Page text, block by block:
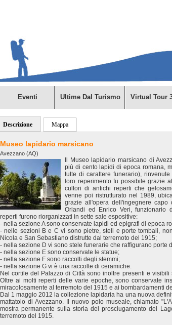
Eventi Ultime Dal Turismo Virtual Tour
Descrizione Mappa
Museo lapidario marsicano
Avezzano (AQ)
Il Museo lapidario marsicano di
più di cento lapidi di epoca romana,
tutte di carattere funerario),
loro reperimento fu possibile grazie
cultori di antichi reperti che
venne poi ristrutturato nel 1989,
grazie all'opera dell'ingegnere
Orlandi ed Enrico Veri, funzionario
reperti furono riorganizzati in sette sale espositive:
- nella sezione A sono conservate lapidi ed epigrafi di epoca
- nelle sezioni B e C vi sono pietre, steli e porte tombali,
Nicola e San Sebastiano distrutte dal terremoto del 1915;
- nella sezione D vi sono stele funerarie che raffigurano porte
- nella sezione E sono conservate le statue;
- nella sezione F sono raccolti degli stemmi;
- nella sezione G vi è una raccolte di ceramiche.
Nel cortile del Palazzo di Città sono inoltre presenti e
Oltre ai molti reperti delle varie epoche, sono conservate
miracolosamente al terremoto del 1915 e ai bombardamenti
Dal 1 maggio 2012 la collezione lapidaria ha una nuova
mattatoio di Avezzano. Il nuovo polo museale, chiamato
mostra permanente sulla storia del prosciugamento del
terremoto del 1915.